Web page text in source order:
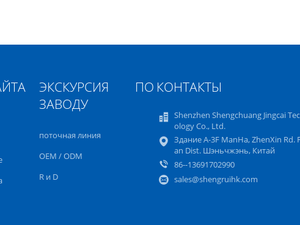
ЭКСКУРСИЯ ПО
ЗАВОДУ
поточная линия
OEM / ODM
R и D
КОНТАКТЫ
Shenzhen Shengchuang Jingcai
ology Co., Ltd.
Здание A-3F ManHa, ZhenXin Rd.
an Dist. Шэньчжэнь, Китай
86--13691702990
sales@shengruihk.com